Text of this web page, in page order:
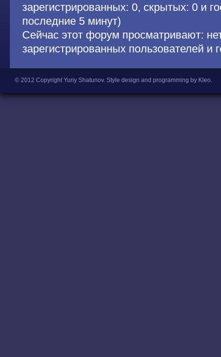
зарегистрированных: 0, скрытых: 0 и
последние 5 минут)
Сейчас этот форум просматривают:
зарегистрированных пользователей и
© 2012 Copyright Yuriy Shatunov. Style design and programming by Kleo.